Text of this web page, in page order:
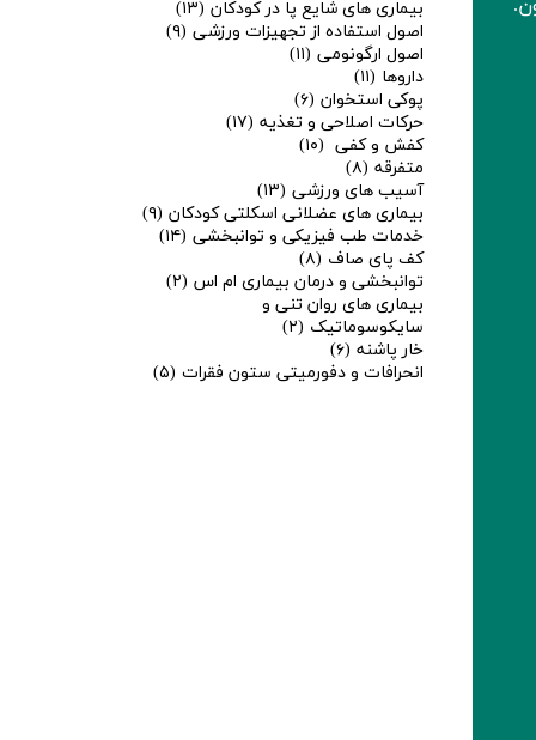
بیماری های شایع پا در کودکان (۱۳)
اصول استفاده از تجهیزات ورزشی (۹)
اصول ارگونومی (۱۱)
داروها (۱۱)
پوکی استخوان (۶)
حرکات اصلاحی و تغذیه (۱۷)
کفش و کفی (۱۰)
متفرقه (۸)
آسیب های ورزشی (۱۳)
بیماری های عضلانی اسکلتی کودکان (۹)
خدمات طب فیزیکی و توانبخشی (۱۴)
کف پای صاف (۸)
توانبخشی و درمان بیماری ام اس (۲)
بیماری های روان تنی و
سایکوسوماتیک (۲)
خار پاشنه (۶)
انحرافات و دفورمیتی ستون فقرات (۵)